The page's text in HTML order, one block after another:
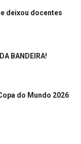
deixou docentes
BANDEIRA!
do Mundo 2026